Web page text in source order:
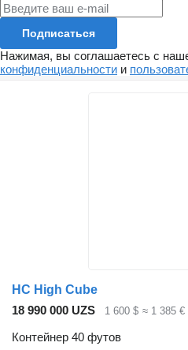
Подписаться
Нажимая, вы соглашаетесь с
конфиденциальности и
HC High Cube
18 990 000 UZS
1 600 $ ≈ 1 385 €
Контейнер 40 футов